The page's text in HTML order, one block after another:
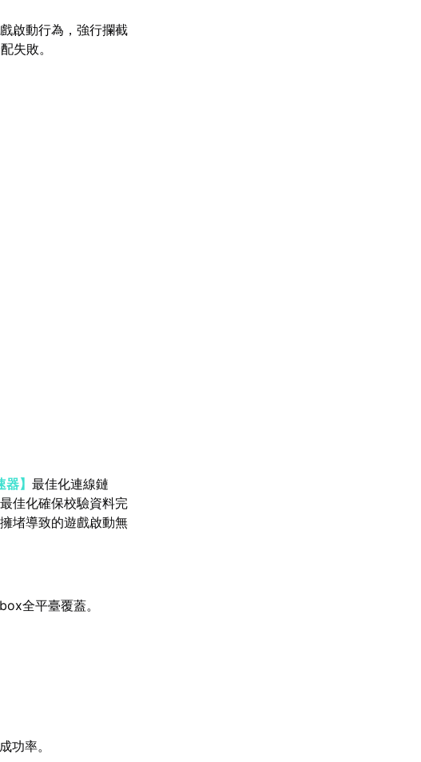
啟動行為，強行攔截
失敗。
器】最佳化連線鏈
佳化確保校驗資料完
堵導致的遊戲啟動無
全平臺覆蓋。
功率。